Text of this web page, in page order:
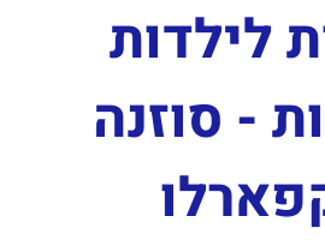
לילדות
- סוזנה